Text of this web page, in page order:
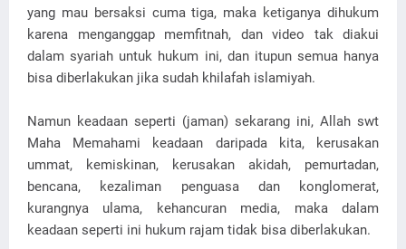
yang mau bersaksi cuma tiga, maka ketiganya dihukum
karena menganggap memfitnah, dan video tak diakui
dalam syariah untuk hukum ini, dan itupun semua hanya
bisa diberlakukan jika sudah khilafah islamiyah.
Namun keadaan seperti (jaman) sekarang ini, Allah swt
Maha Memahami keadaan daripada kita, kerusakan
ummat, kemiskinan, kerusakan akidah, pemurtadan,
bencana, kezaliman penguasa dan konglomerat,
kurangnya ulama, kehancuran media, maka dalam
keadaan seperti ini hukum rajam tidak bisa diberlakukan.